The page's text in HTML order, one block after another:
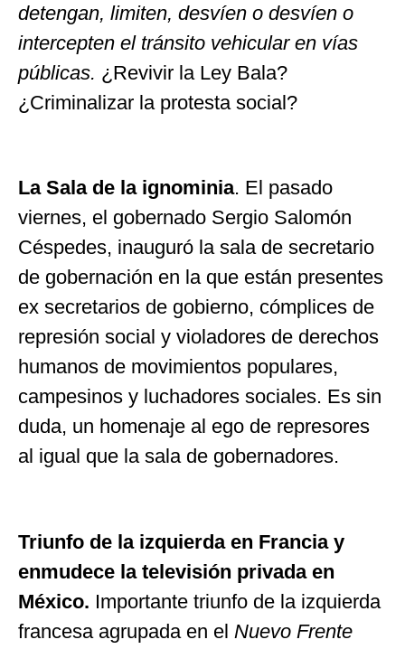
detengan, limiten, desvíen o desvíen o
intercepten el tránsito vehicular en vías
públicas. ¿Revivir la Ley Bala?
¿Criminalizar la protesta social?
La Sala de la ignominia. El pasado
viernes, el gobernado Sergio Salomón
Céspedes, inauguró la sala de secretario
de gobernación en la que están presentes
ex secretarios de gobierno, cómplices de
represión social y violadores de derechos
humanos de movimientos populares,
campesinos y luchadores sociales. Es sin
duda, un homenaje al ego de represores
al igual que la sala de gobernadores.
Triunfo de la izquierda en Francia y
enmudece la televisión privada en
México. Importante triunfo de la izquierda
francesa agrupada en el Nuevo Frente